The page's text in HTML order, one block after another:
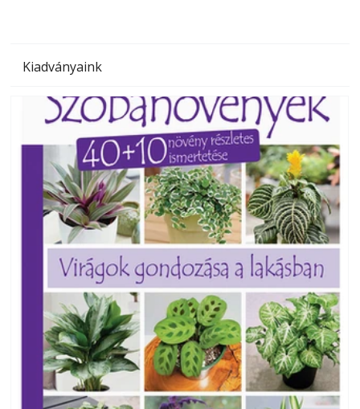
Kiadványaink